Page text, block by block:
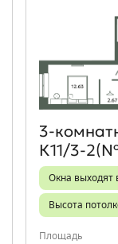
К11/3-
Окна выходят
Высота
Площадь